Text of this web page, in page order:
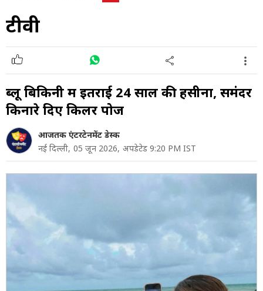
टीवी
ब्लू बिकिनी में इतराई 24 साल की हसीना, समंदर
किनारे दिए किलर पोज
आजतक एंटरटेनमेंट डेस्क
नई दिल्ली, 05 जून 2026, अपडेटेड 9:20 PM IST